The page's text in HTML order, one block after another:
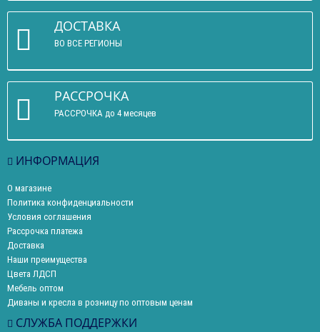
ДОСТАВКА
ВО ВСЕ РЕГИОНЫ
РАССРОЧКА
РАССРОЧКА до 4 месяцев
ИНФОРМАЦИЯ
О магазине
Политика конфиденциальности
Условия соглашения
Рассрочка платежа
Доставка
Наши преимущества
Цвета ЛДСП
Мебель оптом
Диваны и кресла в розницу по оптовым ценам
СЛУЖБА ПОДДЕРЖКИ